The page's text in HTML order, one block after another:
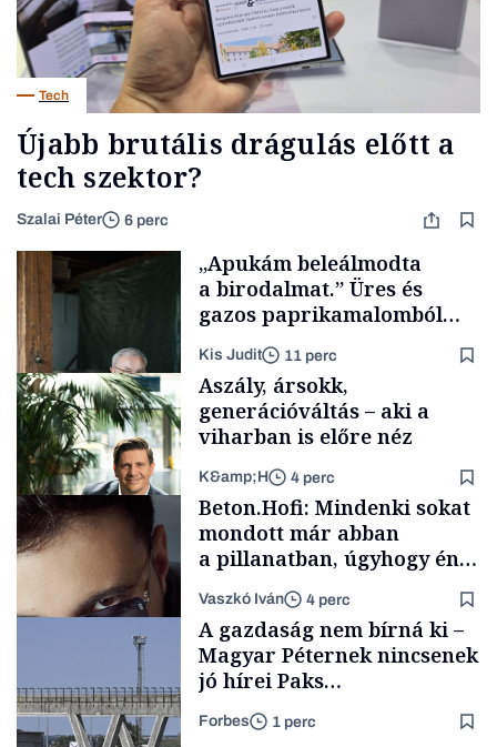
Tech
Újabb brutális drágulás előtt a
tech szektor?
Szalai Péter 6 perc
Családi
vállalkozások
„Apukám beleálmodta
a birodalmat.” Üres és
gazos paprikamalomból
lett az igazi családi
fűszersztori
Kis Judit 11 perc
TÁMOGATÓI
Aszály, ársokk,
generációváltás – aki a
viharban is előre néz
K&amp;H 4 perc
Forbes-sztori
Beton.Hofi: Mindenki sokat
mondott már abban
a pillanatban, úgyhogy én
a legsarkosabb
gondolataimat akartam
kimondani
Vaszkó Iván 4 perc
A gazdaság nem bírná ki –
Magyar Péternek nincsenek
jó hírei Paks
újraindításáról
Forbes 1 perc